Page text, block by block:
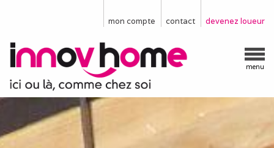
devenez loueur
contact
mon compte
menu